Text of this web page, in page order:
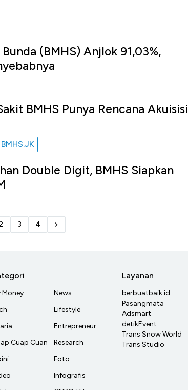
(BMHS) Anjlok 91,03%,
BMHS Punya Rencana Akuisisi
BMHS.JK
Double Digit, BMHS Siapkan
3 4
Money
Cuap Cuan
News
Lifestyle
Entrepreneur
Research
Foto
Infografis
Layanan
berbuatbaik.id
Pasangmata
Adsmart
detikEvent
Trans Snow World
Trans Studio